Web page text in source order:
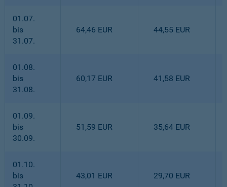
01.07.
bis
31.07.
64,46 EUR 44,55 EUR
01.08.
bis
31.08.
60,17 EUR 41,58 EUR
01.09.
bis
30.09.
51,59 EUR 35,64 EUR
01.10.
bis
43,01 EUR 29,70 EUR